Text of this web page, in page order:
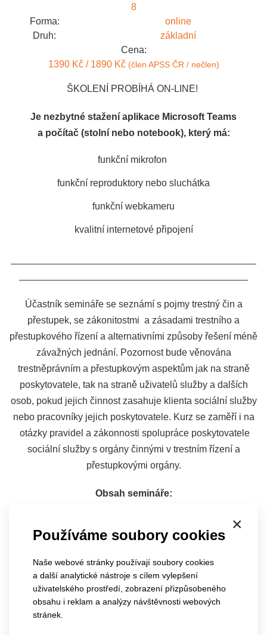
×
Používáme soubory cookies
Naše webové stránky používají soubory cookies
a další analytické nástroje s cílem vylepšení
uživatelského prostředí, zobrazení přizpůsobeného
obsahu i reklam a analýzy návštěvnosti webových
stránek.
8
Forma:
online
Druh:
základní
Cena:
1390 Kč / 1890 Kč (člen APSS ČR / nečlen)
ŠKOLENÍ PROBÍHÁ ON-LINE!
Je nezbytné stažení aplikace Microsoft Teams
a počítač (stolní nebo notebook), který má:
funkční mikrofon
funkční reproduktory nebo sluchátka
funkční webkameru
kvalitní internetové připojení
Účastník semináře se seznámí s pojmy trestný čin a
přestupek, se zákonitostmi a zásadami trestního a
přestupkového řízení a alternativními způsoby řešení méně
závažných jednání. Pozornost bude věnována
trestněprávním a přestupkovým aspektům jak na straně
poskytovatele, tak na straně uživatelů služby a dalších
osob, pokud jejich činnost zasahuje klienta sociální služby
nebo pracovníky jejich poskytovatele. Kurz se zaměří i na
otázky pravidel a zákonnosti spolupráce poskytovatele
sociální služby s orgány činnými v trestním řízení a
přestupkovými orgány.
Obsah semináře:
Trestné činy a přestupky
Specifika práce s dětmi – rozdíly oproti práci s dospělými.
Trestné činy a přestupky na straně klientů a dalších osob
Ústavní výchova v DOZP – fungování a principy péče.